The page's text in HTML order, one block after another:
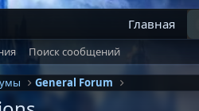
Главная
Поиск сообщений
General Forum